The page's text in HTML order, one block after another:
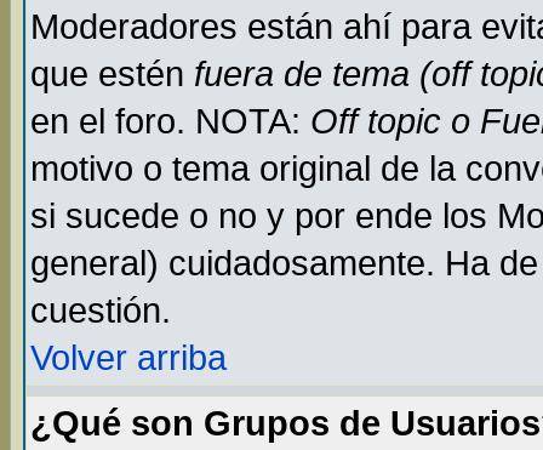
Moderadores están ahí para
que estén fuera de tema (off
en el foro. NOTA: Off topic o
motivo o tema original de la
si sucede o no y por ende los
general) cuidadosamente. Ha
cuestión.
Volver arriba
¿Qué son Grupos de